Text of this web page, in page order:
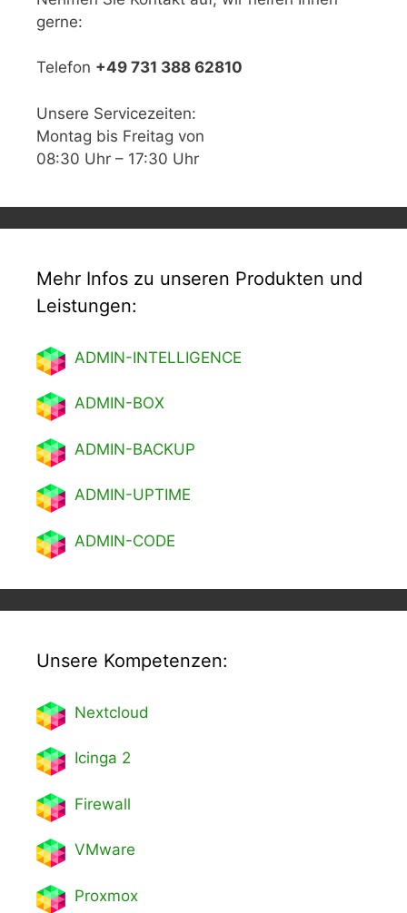
gerne:
Telefon +49 731 388 62810
Unsere Servicezeiten:
Montag bis Freitag von
08:30 Uhr – 17:30 Uhr
Mehr Infos zu unseren Produkten und
Leistungen:
ADMIN-INTELLIGENCE
ADMIN-BOX
ADMIN-BACKUP
ADMIN-UPTIME
ADMIN-CODE
Unsere Kompetenzen:
Nextcloud
Icinga 2
Firewall
VMware
Proxmox